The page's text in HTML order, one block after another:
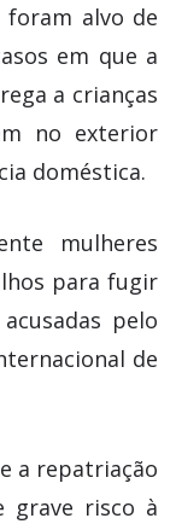
foram alvo de
em que a
a crianças
no exterior
doméstica.
mulheres
para fugir
pelo
de
a repatriação
grave risco à